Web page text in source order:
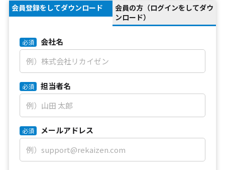
会員登録をしてダウンロード
会員の方（ログインをしてダウ
ンロード）
必須 会社名
必須 担当者名
必須 メールアドレス